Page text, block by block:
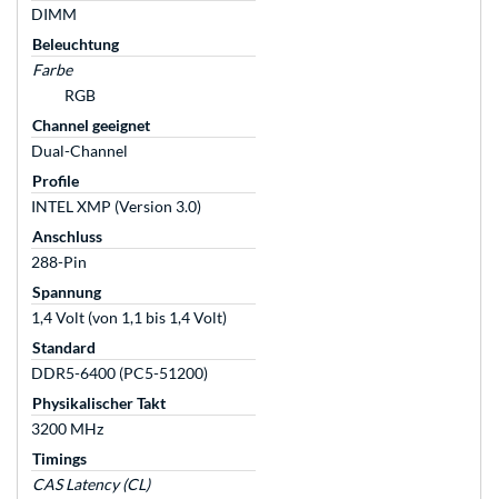
DIMM
Beleuchtung
Farbe
RGB
Channel geeignet
Dual-Channel
Profile
INTEL XMP (Version 3.0)
Anschluss
288-Pin
Spannung
1,4 Volt (von 1,1 bis 1,4 Volt)
Standard
DDR5-6400 (PC5-51200)
Physikalischer Takt
3200 MHz
Timings
CAS Latency (CL)